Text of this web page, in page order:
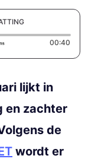
00:40
lijkt in
en zachter
de
wordt er